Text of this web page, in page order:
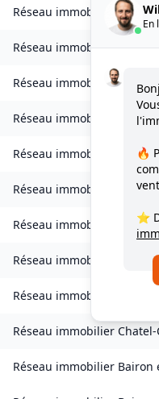
Réseau immobilierBelval(
Réseau immobilierBelval-
Réseau immobilierBourcq
Réseau immobilier
Réseau immobilier Brévilly
Réseau immobilier Bulson
Réseau immobilier Chagny
Réseau immobilier
Réseau immobilier
Réseau immobilier
Réseau immobilier Bairon
En
🔥
⭐